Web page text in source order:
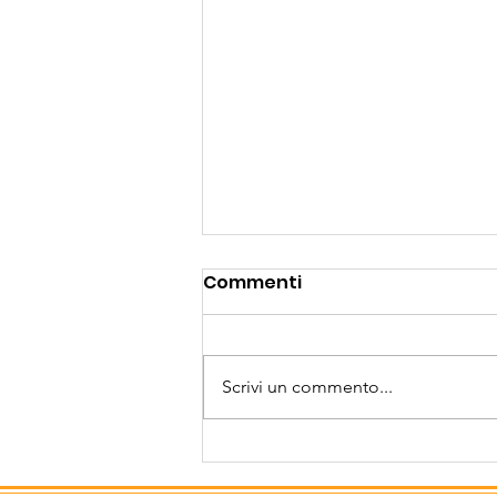
Triathlon Ledro:
Sei giovani triatleti del
Bressanone Nuoto hanno
distanza sprint, che si è svolto
nelle acque e nei dintorni
Commenti
Scrivi un commento...